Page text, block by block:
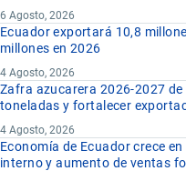
6 Agosto, 2026
Ecuador exportará 10,8
millones en 2026
4 Agosto, 2026
Zafra azucarera 2026-2027
toneladas y fortalecer
4 Agosto, 2026
Economía de Ecuador crece
interno y aumento de ventas